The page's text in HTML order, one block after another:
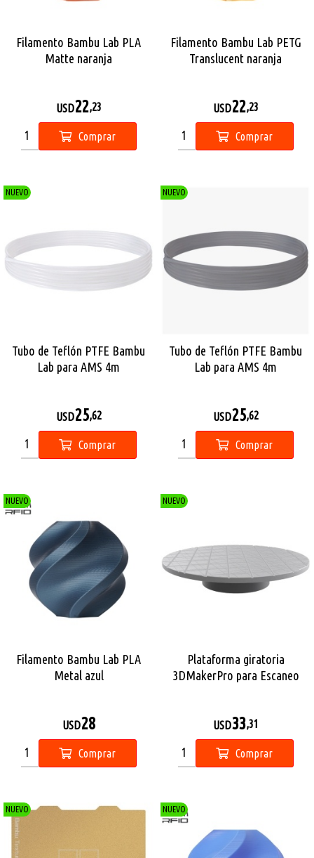
Filamento Bambu Lab PLA
Matte naranja
USD22,23
Comprar
Filamento Bambu Lab PETG
Translucent naranja
USD22,23
Comprar
NUEVO
Tubo de Teflón PTFE Bambu
Lab para AMS 4m
USD25,62
Comprar
NUEVO
Tubo de Teflón PTFE Bambu
Lab para AMS 4m
USD25,62
Comprar
NUEVO
Filamento Bambu Lab PLA
Metal azul
USD28
Comprar
NUEVO
Plataforma giratoria
3DMakerPro para Escaneo
USD33,31
Comprar
NUEVO NUEVO